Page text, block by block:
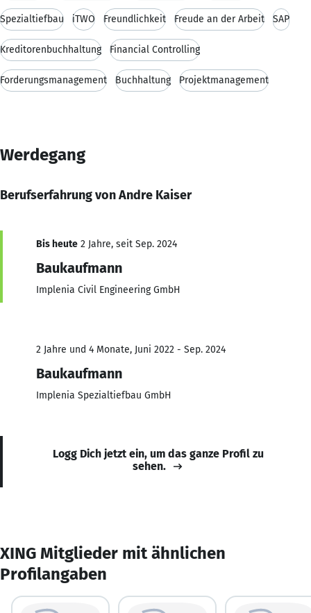
Spezialtiefbau iTWO Freundlichkeit Freude an der Arbeit SAP
Kreditorenbuchhaltung Financial Controlling
Forderungsmanagement Buchhaltung Projektmanagement
Werdegang
Berufserfahrung von Andre Kaiser
Bis heute 2 Jahre, seit Sep. 2024
Baukaufmann
Implenia Civil Engineering GmbH
2 Jahre und 4 Monate, Juni 2022 - Sep. 2024
Baukaufmann
Implenia Spezialtiefbau GmbH
Logg Dich jetzt ein, um das ganze Profil zu
sehen.
XING Mitglieder mit ähnlichen
Profilangaben